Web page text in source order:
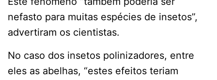
nefasto para muitas espécies de insetos”,
advertiram os cientistas.
No caso dos insetos polinizadores, entre
eles as abelhas, “estes efeitos teriam